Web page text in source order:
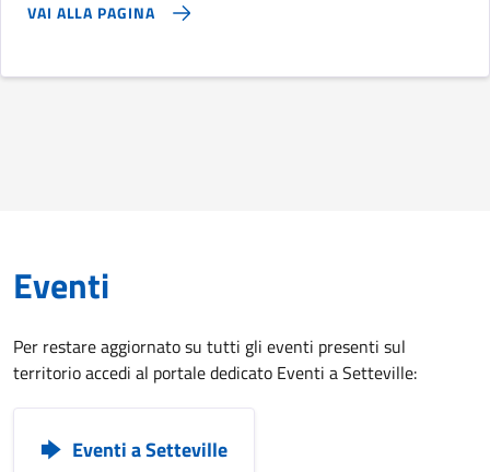
VAI ALLA PAGINA
Eventi
Per restare aggiornato su tutti gli eventi presenti sul
territorio accedi al portale dedicato Eventi a Setteville:
Eventi a Setteville